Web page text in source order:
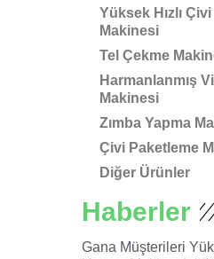
Yüksek Hızlı
Makinesi
Tel Çekme
Harmanlanmış
Makinesi
Zımba Yapma
Çivi Paketleme
Diğer Ürünler
Haberler
Gana Müşterileri